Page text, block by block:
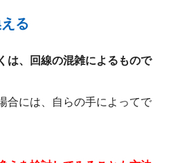
る
は、回線の混雑によるもので
合には、自らの手によってで